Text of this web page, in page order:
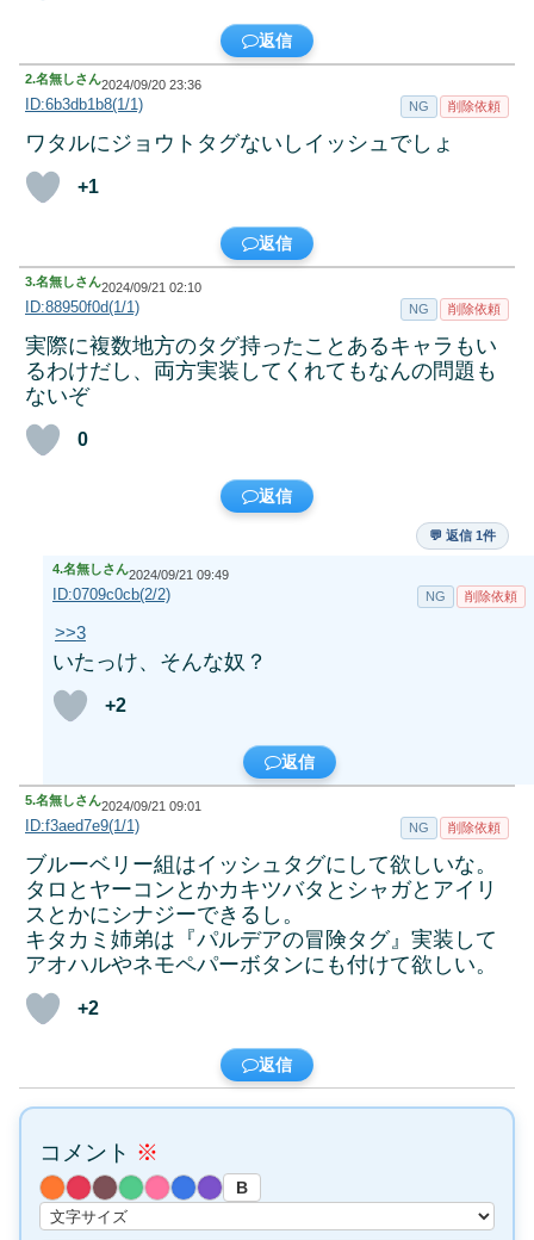
返信
2.名無しさん2024/09/20 23:36
ID:6b3db1b8(1/1) NG 削除依頼
ワタルにジョウトタグないしイッシュでしょ
+1
返信
3.名無しさん2024/09/21 02:10
ID:88950f0d(1/1) NG 削除依頼
実際に複数地方のタグ持ったことあるキャラもい
るわけだし、両方実装してくれてもなんの問題も
ないぞ
0
返信
💬 返信 1件
4.名無しさん2024/09/21 09:49
ID:0709c0cb(2/2) NG 削除依頼
>>3
いたっけ、そんな奴？
+2
返信
5.名無しさん2024/09/21 09:01
ID:f3aed7e9(1/1) NG 削除依頼
ブルーベリー組はイッシュタグにして欲しいな。
タロとヤーコンとかカキツバタとシャガとアイリ
スとかにシナジーできるし。
キタカミ姉弟は『パルデアの冒険タグ』実装して
アオハルやネモペパーボタンにも付けて欲しい。
+2
返信
コメント ※
B